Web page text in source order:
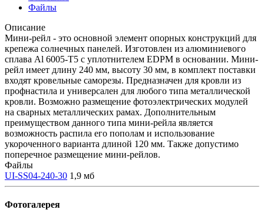
Файлы
Описание
Мини-рейл - это основной элемент опорных конструкций для
крепежа солнечных панелей. Изготовлен из алюминиевого
сплава Al 6005-T5 с уплотнителем EDPM в основании. Мини-
рейл имеет длину 240 мм, высоту 30 мм, в комплект поставки
входят кровельные саморезы. Предназначен для кровли из
профнастила и универсален для любого типа металлической
кровли. Возможно размещение фотоэлектрических модулей
на сварных металлических рамах. Дополнительным
преимуществом данного типа мини-рейла является
возможность распила его пополам и использование
укороченного варианта длиной 120 мм. Также допустимо
поперечное размещение мини-рейлов.
Файлы
UI-SS04-240-30 1,9 мб
Фотогалерея